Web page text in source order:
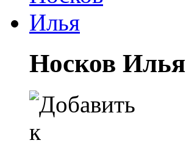
Носков Илья